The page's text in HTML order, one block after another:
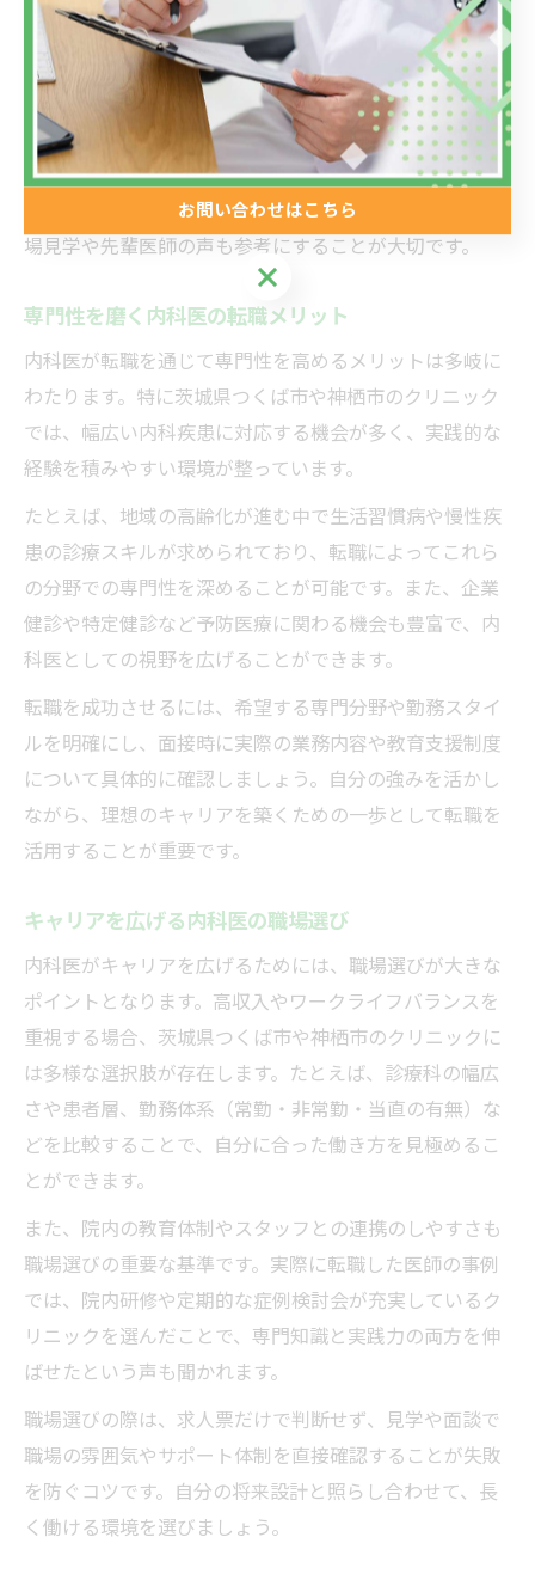
科クリニックでは患者様との信頼関係を築きやすく、長
期的なキャリア形成に有利です。
キャリアアップのためには、勤務条件や教育体制、将来
の昇進機会などを具体的に比較検討し、自分のライフス
タイルや目標に合う職場を選びましょう。転職活動で
は、求人票に記載されている内容だけでなく、実際の現
場見学や先輩医師の声も参考にすることが大切です。
専門性を磨く内科医の転職メリット
内科医が転職を通じて専門性を高めるメリットは多岐に
わたります。特に茨城県つくば市や神栖市のクリニック
では、幅広い内科疾患に対応する機会が多く、実践的な
経験を積みやすい環境が整っています。
たとえば、地域の高齢化が進む中で生活習慣病や慢性疾
患の診療スキルが求められており、転職によってこれら
の分野での専門性を深めることが可能です。また、企業
健診や特定健診など予防医療に関わる機会も豊富で、内
科医としての視野を広げることができます。
転職を成功させるには、希望する専門分野や勤務スタイ
ルを明確にし、面接時に実際の業務内容や教育支援制度
について具体的に確認しましょう。自分の強みを活かし
ながら、理想のキャリアを築くための一歩として転職を
活用することが重要です。
キャリアを広げる内科医の職場選び
内科医がキャリアを広げるためには、職場選びが大きな
ポイントとなります。高収入やワークライフバランスを
重視する場合、茨城県つくば市や神栖市のクリニックに
は多様な選択肢が存在します。たとえば、診療科の幅広
さや患者層、勤務体系（常勤・非常勤・当直の有無）な
どを比較することで、自分に合った働き方を見極めるこ
とができます。
また、院内の教育体制やスタッフとの連携のしやすさも
職場選びの重要な基準です。実際に転職した医師の事例
では、院内研修や定期的な症例検討会が充実しているク
リニックを選んだことで、専門知識と実践力の両方を伸
ばせたという声も聞かれます。
職場選びの際は、求人票だけで判断せず、見学や面談で
職場の雰囲気やサポート体制を直接確認することが失敗
を防ぐコツです。自分の将来設計と照らし合わせて、長
く働ける環境を選びましょう。
お問い合わせはこちら
お問い合わせはこちら